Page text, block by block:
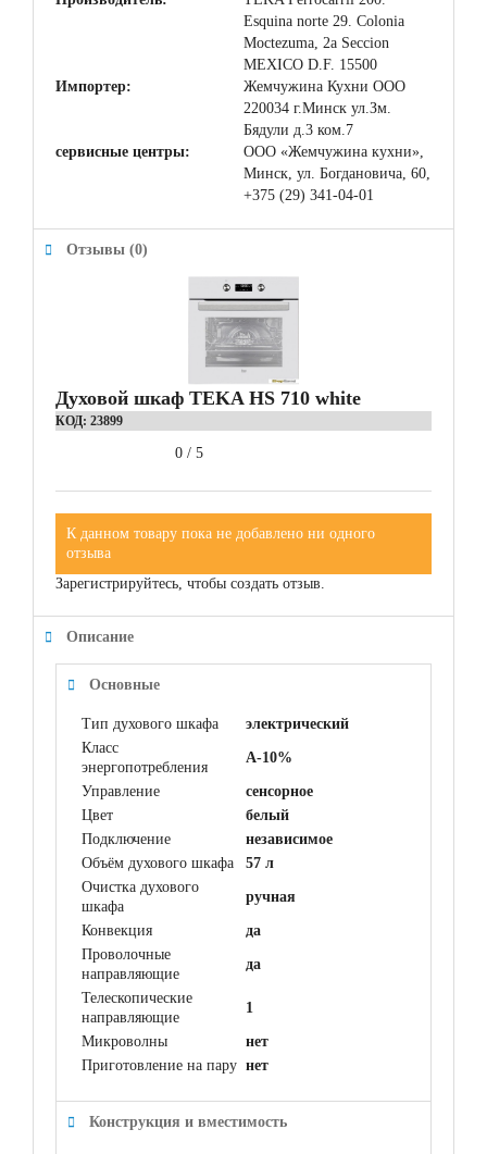
Esquina norte 29. Colonia
Moctezuma, 2a Seccion
MEXICO D.F. 15500
Импортер:
Жемчужина Кухни ООО
220034 г.Минск ул.Зм.
Бядули д.3 ком.7
сервисные центры:
ООО «Жемчужина кухни»,
Минск, ул. Богдановича, 60,
+375 (29) 341-04-01
Отзывы (0)
Духовой шкаф TEKA HS 710 white
КОД: 23899
0 / 5
К данном товару пока не добавлено ни одного
отзыва
Зарегистрируйтесь, чтобы создать отзыв.
Описание
Основные
Тип духового шкафа
электрический
Класс
энергопотребления
A-10%
Управление
сенсорное
Цвет
белый
Подключение
независимое
Объём духового шкафа
57 л
Очистка духового
шкафа
ручная
Конвекция
да
Проволочные
направляющие
да
Телескопические
направляющие
1
Микроволны
нет
Приготовление на пару нет
Конструкция и вместимость